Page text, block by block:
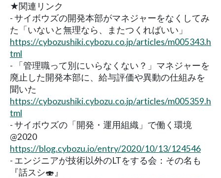
★関連リンク
- サイボウズの開発本部がマネジャーをなくしてみ
た「いないと無理なら、またつくればいい」
https://cybozushiki.cybozu.co.jp/articles/m005343.h
tml
- 「管理職って別にいらなくない？」マネジャーを
廃止した開発本部に、給与評価や異動の仕組みを
聞いた
https://cybozushiki.cybozu.co.jp/articles/m005359.h
tml
- サイボウズの「開発・運用組織」で働く環境
@2020
https://blog.cybozu.io/entry/2020/10/13/124546
- エンジニアが技術以外のLTをする会：その名も
『話スシ🍣』